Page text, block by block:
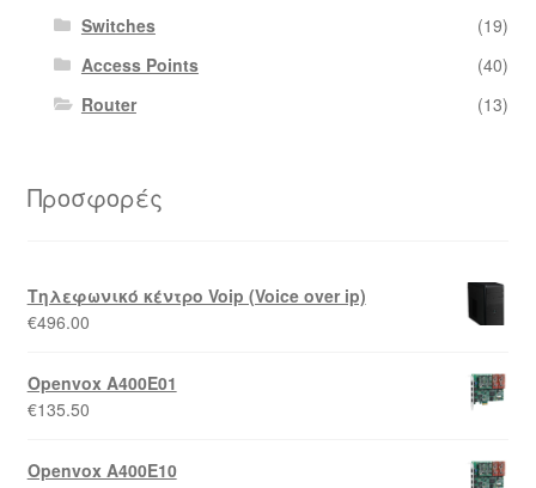
Switches
(19)
Access Points
(40)
Router
(13)
Προσφορές
Τηλεφωνικό κέντρο Voip (Voice over ip)
€496.00
Openvox A400E01
€135.50
Openvox A400E10